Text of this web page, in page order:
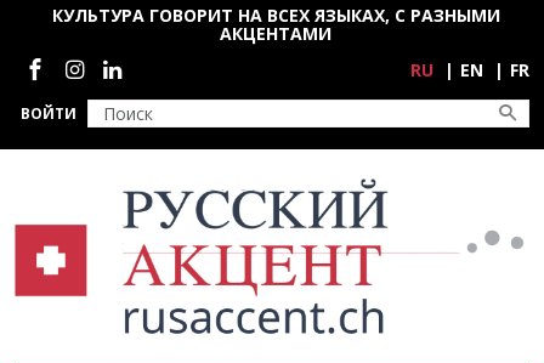
Перейти к основному содержанию
ВОЙТИ
КУЛЬТУРА ГОВОРИТ НА ВСЕХ ЯЗЫКАХ, С РАЗНЫМИ
АКЦЕНТАМИ
Социальные сети
RU EN FR